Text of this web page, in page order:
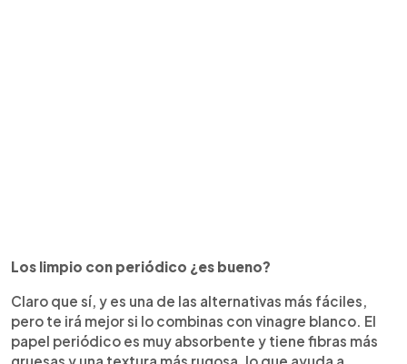
Los limpio con periódico ¿es bueno?
Claro que sí, y es una de las alternativas más fáciles,
pero te irá mejor si lo combinas con vinagre blanco. El
papel periódico es muy absorbente y tiene fibras más
gruesas y una textura más rugosa, lo que ayuda a